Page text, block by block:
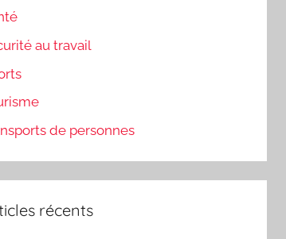
au travail
de personnes
récents